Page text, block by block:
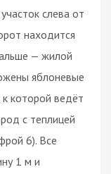
слева от
находится
— жилой
яблоневые
к которой ведёт
с теплицей
6). Все
1 м и